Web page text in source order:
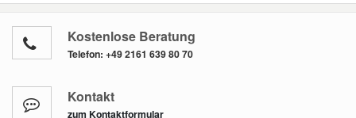
Kostenlose Beratung
Telefon: +49 2161 639 80 70
Kontakt
zum Kontaktformular